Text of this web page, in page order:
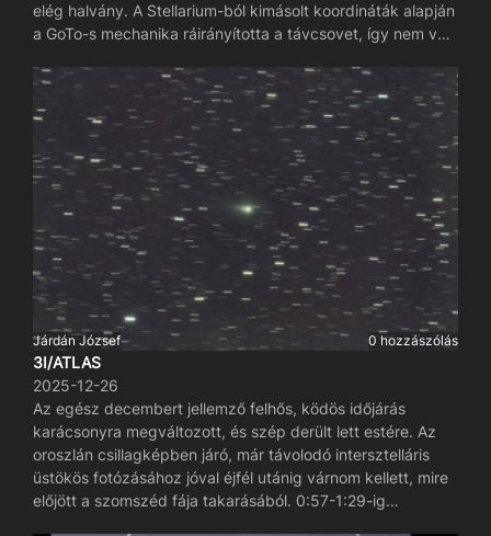
elég halvány. A Stellarium-ból kimásolt koordináták alapján
a GoTo-s mechanika ráirányította a távcsovet, így nem volt
Járdán József 0 hozzászólás
3I/ATLAS
2025-12-26
Az egész decembert jellemző felhős, ködös időjárás
karácsonyra megváltozott, és szép derült lett estére. Az
oroszlán csillagképben járó, már távolodó intersztelláris
üstökös fotózásához jóval éjfél utánig várnom kellett, mire
előjött a szomszéd fája takarásából. 0:57-1:29-ig